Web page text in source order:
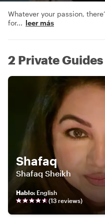
Whatever your passion,
for... leer más
2 Private
Shafaq
Shafaq Sheikh
Hablo: English
(13 reviews)